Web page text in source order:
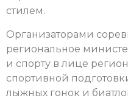
стилем.
Организаторами
региональное
и спорту в лице
спортивной
лыжных гонок и